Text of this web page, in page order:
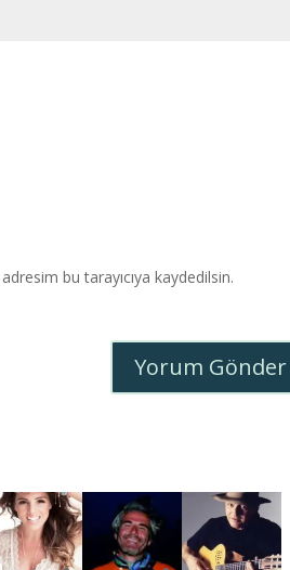
bu tarayıcıya kaydedilsin.